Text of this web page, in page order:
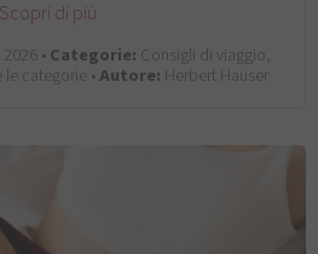
Scopri di più
•Categorie: Consigli di viaggio,
categorie •Autore: Herbert Hauser